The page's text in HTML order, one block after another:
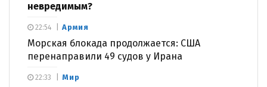
невредимым?
Армия
Морская блокада продолжается: США
перенаправили 49 судов у Ирана
22:54
Мир
22:33